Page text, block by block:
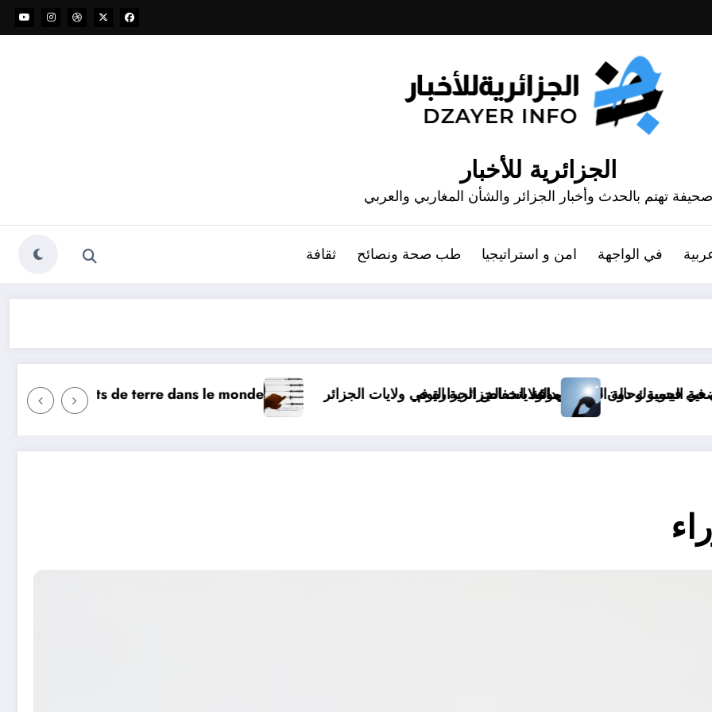
الجزائرية للأخبار
صحيفة تهتم بالحدث وأخبار الجزائر والشأن المغاربي والعربي
في الواجهة امن و استراتيجيا طب صحة ونصائح ثقافة
الحرارة في ولايات الجزائر ? Surveillance des tremblements de terre dans le monde&
en Algérie